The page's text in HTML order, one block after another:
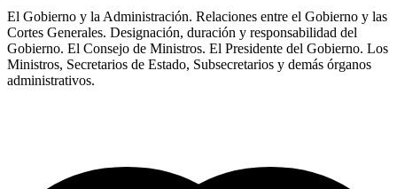
El Gobierno y la Administración. Relaciones entre el Gobierno y las
Cortes Generales. Designación, duración y responsabilidad del
Gobierno. El Consejo de Ministros. El Presidente del Gobierno. Los
Ministros, Secretarios de Estado, Subsecretarios y demás órganos
administrativos.